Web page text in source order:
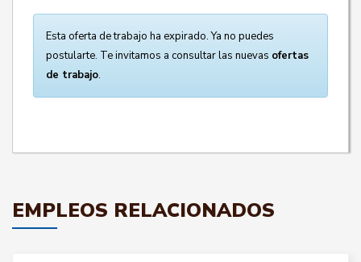
Esta oferta de trabajo ha expirado. Ya no puedes
postularte. Te invitamos a consultar las nuevas ofertas
de trabajo.
EMPLEOS RELACIONADOS